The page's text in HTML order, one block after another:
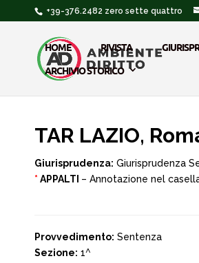
+39-376.2482 zero sette quattro
HOME RIVISTA
ARCHIVIO STORICO
TAR LAZIO,
Giurisprudenza: Giurisprudenza
* APPALTI – Annotazione nel
Provvedimento: Sentenza
Sezione: 1^